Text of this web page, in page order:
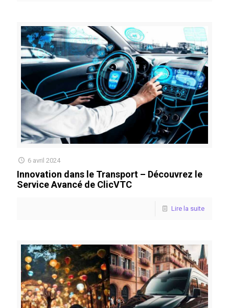
6 avril 2024
Innovation dans le Transport – Découvrez le
Service Avancé de ClicVTC
Lire la suite